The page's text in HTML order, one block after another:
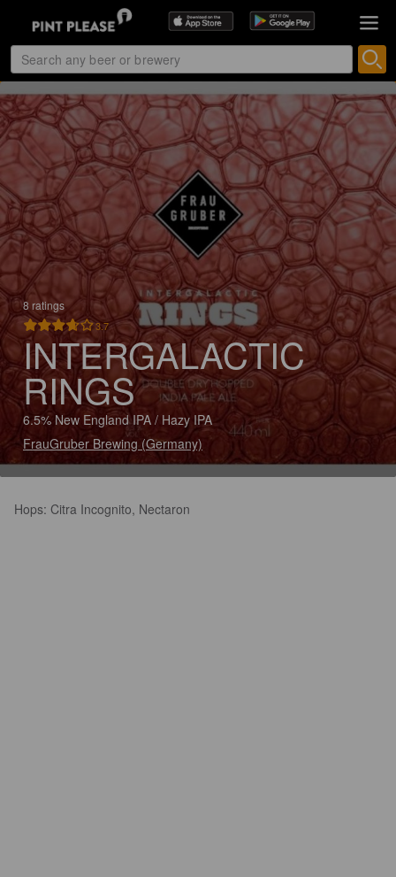
8 ratings
3.7
INTERGALACTIC
RINGS
6.5% New England IPA / Hazy IPA
FrauGruber Brewing (Germany)
Hops: Citra Incognito, Nectaron